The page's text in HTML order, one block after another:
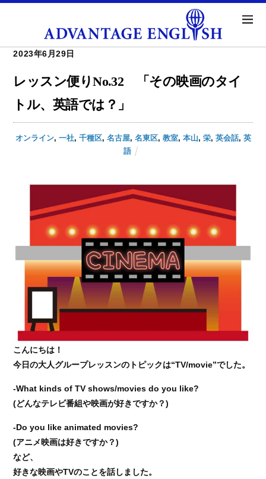
2023年6月29日
レッスン便りNo.32 「その映画のタイ
トル、英語では？」
オンライン, 一社, 千種区, 名古屋, 名東区, 教室, 本山, 栄, 英会話, 英
語
こんにちは！
今日の大人グループレッスンのトピックは“TV/movie”でした。
-What kinds of TV shows/movies do you like?
(どんなテレビ番組や映画が好きですか？)
-Do you like animated movies?
(アニメ映画は好きですか？)
など、
好きな映画やTVのことを話しました。